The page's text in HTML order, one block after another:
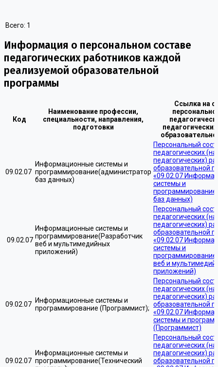
Всего: 1
Информация о персональном составе
педагогических работников каждой
реализуемой образовательной
программы
Код
Наименование профессии,
специальности, направления,
подготовки
Ссылка на
09.02.07
Информационные системы и
программирование(администратор
баз данных)
Персональный
педагогических
педагогических)
образовательной
«09.02.07
системы и
баз данных)
09.02.07
Информационные системы и
программирование(Разработчик
веб и мультимедийных
приложений)
Персональный
педагогических
педагогических)
образовательной
«09.02.07
системы и
веб и
приложений)
09.02.07 Информационные системы и
программирование (Программист);
Персональный
педагогических
педагогических)
образовательной
«09.02.07
системы и
(Программист)
09.02.07
Информационные системы и
программирование(Технический
Персональный
педагогических
педагогических)
образовательной